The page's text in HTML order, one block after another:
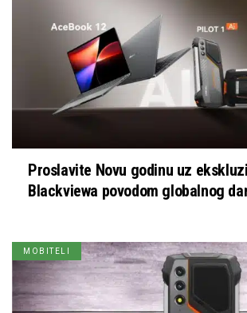
Proslavite Novu godinu uz
Blackviewa povodom globalnog
MOBITELI